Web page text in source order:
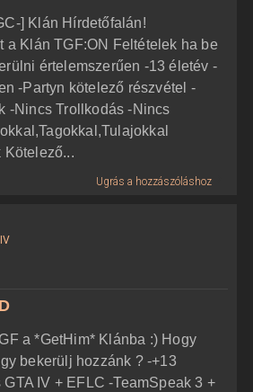
] Klán Hírdetőfalán!
a Klán TGF:ON Feltételek ha be
értelemszerűen -13 életév -
-Partyn kötelező részvétel -
-Nincs Trollkodás -Nincs
Kötelező...
Ugrás a hozzászóláshoz
a *GetHim* Klánba :) Hogy
bekerülj hozzánk ? -+13
IV + EFLC -TeamSpeak 3 +